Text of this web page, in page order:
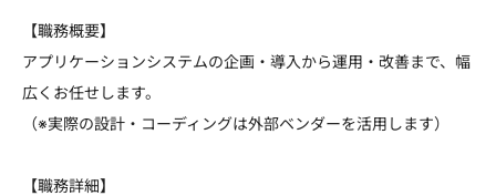
【職務概要】
アプリケーションシステムの企画・導入から運用・改善まで、幅
広くお任せします。
（※実際の設計・コーディングは外部ベンダーを活用します）
【職務詳細】